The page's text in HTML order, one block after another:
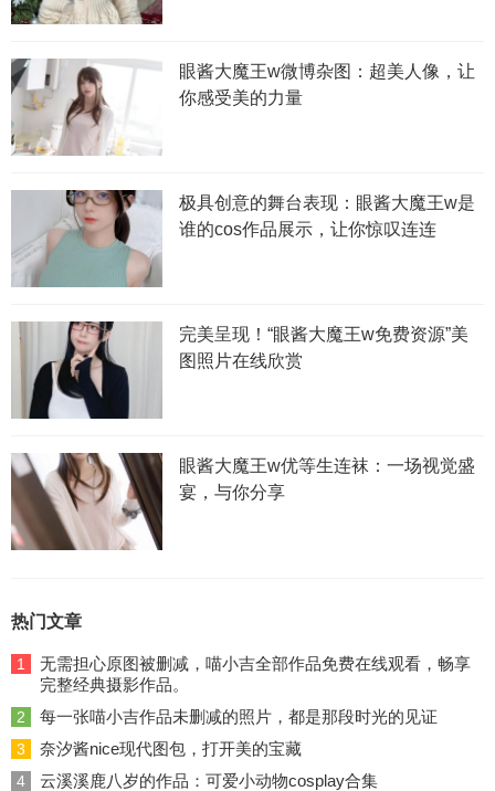
眼酱大魔王w微博杂图：超美人像，让
你感受美的力量
极具创意的舞台表现：眼酱大魔王w是
谁的cos作品展示，让你惊叹连连
完美呈现！“眼酱大魔王w免费资源”美
图照片在线欣赏
眼酱大魔王w优等生连袜：一场视觉盛
宴，与你分享
热门文章
1
无需担心原图被删减，喵小吉全部作品免费在线观看，畅享
完整经典摄影作品。
2 每一张喵小吉作品未删减的照片，都是那段时光的见证
3 奈汐酱nice现代图包，打开美的宝藏
4 云溪溪鹿八岁的作品：可爱小动物cosplay合集